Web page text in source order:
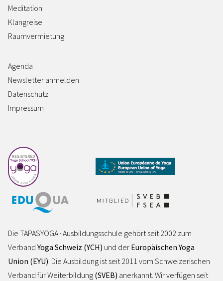
Meditation
Klangreise
Raumvermietung
Agenda
Newsletter anmelden
Datenschutz
Impressum
Die TAPASYOGA · Ausbildungsschule gehört seit 2002 zum
VerbandYoga Schweiz (YCH) und der Europäischen Yoga
Union (EYU) . Die Ausbildung ist seit 2011 vom Schweizerischen
Verband für Weiterbildung (SVEB) anerkannt. Wir verfügen seit